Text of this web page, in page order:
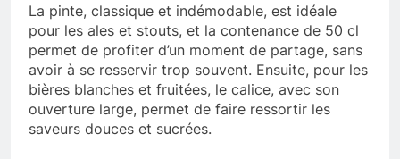
La pinte, classique et indémodable, est idéale
pour les ales et stouts, et la contenance de 50 cl
permet de profiter d’un moment de partage, sans
avoir à se resservir trop souvent. Ensuite, pour les
bières blanches et fruitées, le calice, avec son
ouverture large, permet de faire ressortir les
saveurs douces et sucrées.